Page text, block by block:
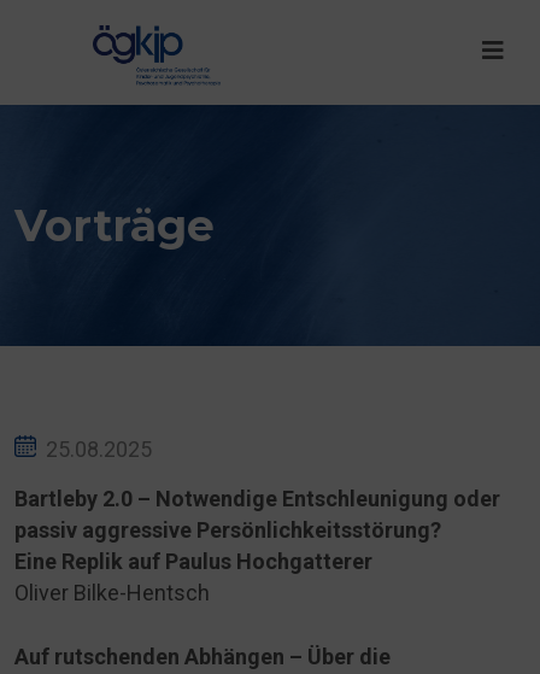
Vorträge
25.08.2025
Bartleby 2.0 – Notwendige Entschleunigung oder
passiv aggressive Persönlichkeitsstörung?
Eine Replik auf Paulus Hochgatterer
Oliver Bilke-Hentsch
Auf rutschenden Abhängen – Über die